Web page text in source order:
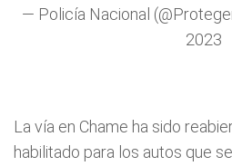
— Policía Nacional
2023
La vía en Chame ha sido
habilitado para los autos que